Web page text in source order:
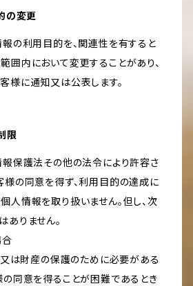
の変更
報の利用目的を、関連性を有すると
囲内において変更することがあり、
様に通知又は公表します。
限
報保護法その他の法令により許容さ
様の同意を得ず、利用目的の達成に
人情報を取り扱いません。但し、次
ありません。
合
又は財産の保護のために必要がある
の同意を得ることが困難であるとき